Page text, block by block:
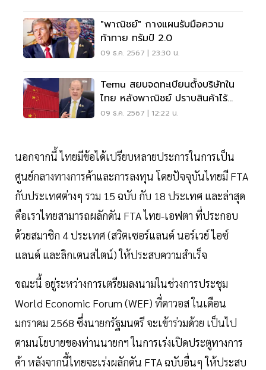
"พาณิชย์" กางแผนรับมือความ
ท้าทาย ทรัมป์ 2.0
09 ธ.ค. 2567 | 23:30 น.
Temu สยบจดทะเบียนตั้งบริษัทใน
ไทย หลังพาณิชย์ ปราบสินค้าไร้
มาตรฐาน
09 ธ.ค. 2567 | 12:22 น.
นอกจากนี้ ไทยมีข้อได้เปรียบหลายประการในการเป็น
ศูนย์กลางทางการค้าและการลงทุน โดยปัจจุบันไทยมี FTA
กับประเทศต่างๆ รวม 15 ฉบับ กับ 18 ประเทศ และล่าสุด
คือเราไทยสามารถผลักดัน FTA ไทย-เอฟตา ที่ประกอบ
ด้วยสมาชิก 4 ประเทศ (สวิตเซอร์แลนด์ นอร์เวย์ ไอซ์
แลนด์ และลิกเตนสไตน์) ให้ประสบความสำเร็จ
ขณะนี้ อยู่ระหว่างการเตรียมลงนามในช่วงการประชุม
World Economic Forum (WEF) ที่ดาวอส ในเดือน
มกราคม 2568 ซึ่งนายกรัฐมนตรี จะเข้าร่วมด้วย เป็นไป
ตามนโยบายของท่านนายกฯ ในการเร่งเปิดประตูทางการ
ค้า หลังจากนี้ไทยจะเร่งผลักดัน FTA ฉบับอื่นๆ ให้ประสบ